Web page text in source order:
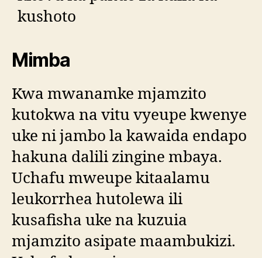
kushoto
Mimba
Kwa mwanamke mjamzito
kutokwa na vitu vyeupe kwenye
uke ni jambo la kawaida endapo
hakuna dalili zingine mbaya.
Uchafu mweupe kitaalamu
leukorrhea hutolewa ili
kusafisha uke na kuzuia
mjamzito asipate maambukizi.